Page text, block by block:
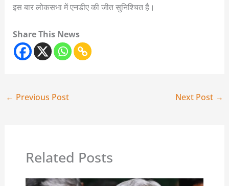
इस बार लोकसभा में एनडीए की जीत सुनिश्चित है।
Share This News
← Previous Post Next Post →
Related Posts